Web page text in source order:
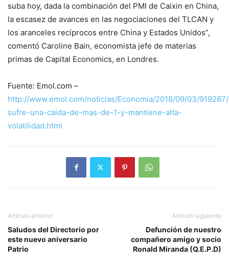
suba hoy, dada la combinación del PMI de Caixin en China,
la escasez de avances en las negociaciones del TLCAN y
los aranceles recíprocos entre China y Estados Unidos”,
comentó Caroline Bain, economista jefe de materias
primas de Capital Economics, en Londres.
Fuente: Emol.com –
http://www.emol.com/noticias/Economia/2018/09/03/
sufre-una-caida-de-mas-de-1-y-mantiene-alta-
volatilidad.html
Artículo anterior
Saludos del Directorio por
este nuevo aniversario
Patrio
Artículo siguiente
Defunción de nuestro
compañero amigo y socio
Ronald Miranda (Q.E.P.D)